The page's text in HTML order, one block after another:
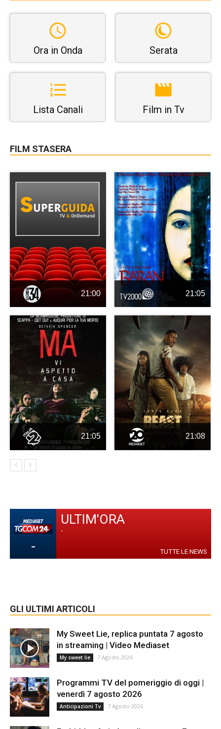
Ora in Onda Serata
Lista Canali Film in Tv
FILM STASERA
21:00 21:05
21:05 21:08
-
ULTIM'ORA
-
TUTTE LE NEWS
GLI ULTIMI ARTICOLI
My Sweet Lie, replica puntata 7 agosto
in streaming | Video Mediaset
My sweet lie 7 Agosto 2026
Programmi TV del pomeriggio di oggi |
venerdì 7 agosto 2026
Anticipazioni Tv 7 Agosto 2026